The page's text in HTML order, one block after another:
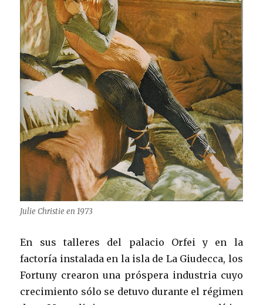
Julie Christie en 1973
En sus talleres del palacio Orfei y en la
factoría instalada en la isla de La Giudecca, los
Fortuny crearon una próspera industria cuyo
crecimiento sólo se detuvo durante el régimen